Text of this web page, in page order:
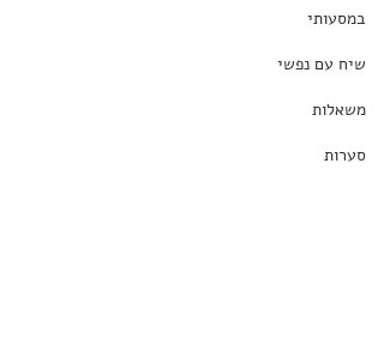
במסעותי
שיח עם נפשי
משאלות
סערות